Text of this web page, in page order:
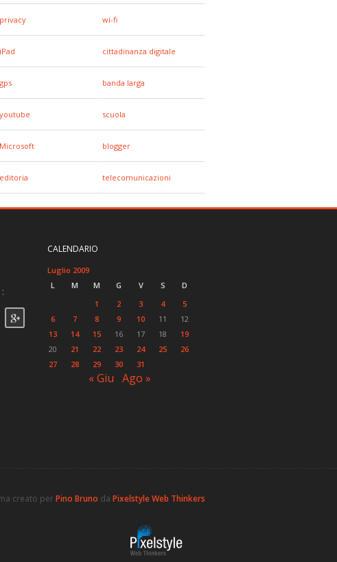
privacy wi-fi
iPad cittadinanza digitale
gps banda larga
youtube scuola
Microsoft blogger
editoria telecomunicazioni
CALENDARIO
Luglio 2009
L
M M G V S
D
1
2 3 4
5
6
7 8 9 10 11
12
13
14 15 16 17 18
19
20
21 22 23 24 25
26
27
28 29 30 31
« Giu Ago »
creato perPino Bruno da Pixelstyle Web Thinkers